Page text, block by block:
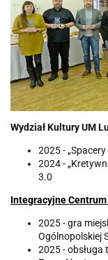
Wydział Kultury UM
2025 -
2024 -
3.0
Integracyjne
2025 - gra
Ogólnopolskiej
2025 -